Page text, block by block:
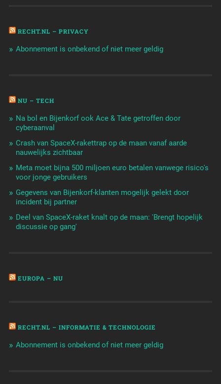
RECHT.NL – PRIVACY
Abonnement is onbekend of niet meer geldig
NU – TECH
Na bol en Bijenkorf ook Ace & Tate getroffen door
cyberaanval
Crash van SpaceX-rakettrap op de maan vanaf aarde
nauwelijks zichtbaar
Meta moet bijna 500 miljoen euro betalen vanwege risico's
voor jonge gebruikers
Gegevens van Bijenkorf-klanten mogelijk gelekt door
incident bij partner
Deel van SpaceX-raket knalt op de maan: 'Brengt hopelijk
discussie op gang'
EUROPA – NU
RECHT.NL – INFORMATIE & TECHNOLOGIE
Abonnement is onbekend of niet meer geldig